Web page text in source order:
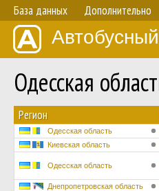
База данных Дополнительно
Одесская
Регион
Одесская область
Киевская область
Одесская область
Днепропетровская область